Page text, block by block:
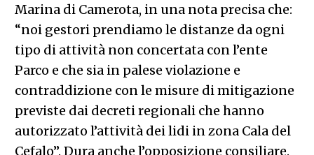
Marina di Camerota, in una nota precisa che:
“noi gestori prendiamo le distanze da ogni
tipo di attività non concertata con l’ente
Parco e che sia in palese violazione e
contraddizione con le misure di mitigazione
previste dai decreti regionali che hanno
autorizzato l’attività dei lidi in zona Cala del
Cefalo”. Dura anche l’opposizione consiliare.